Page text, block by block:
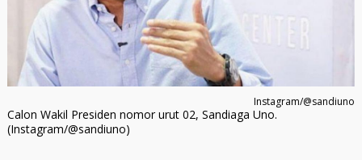
Instagram/@sandiuno
Calon Wakil Presiden nomor urut 02, Sandiaga Uno.
(Instagram/@sandiuno)